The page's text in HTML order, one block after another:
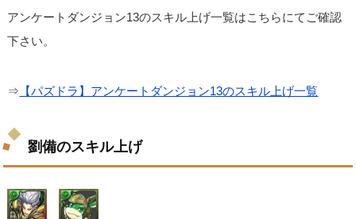
アンケートダンジョン13のスキル上げ一覧はこちらにてご確認
下さい。
⇒ 【パズドラ】アンケートダンジョン13のスキル上げ一覧
劉備のスキル上げ